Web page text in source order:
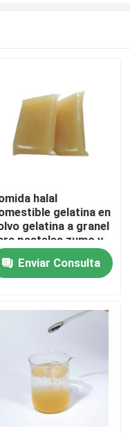
alimenticia
halal
gelatina en
gelatina a granel
pasteles zumo y
Enviar Consulta